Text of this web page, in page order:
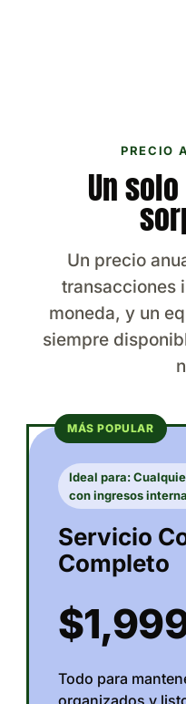
PRECIO
Un
Un precio
transacciones
moneda, y un
siempre
MÁS POPULAR
Ideal para:
con ingresos
Servicio
Completo
Todo para
organizados y